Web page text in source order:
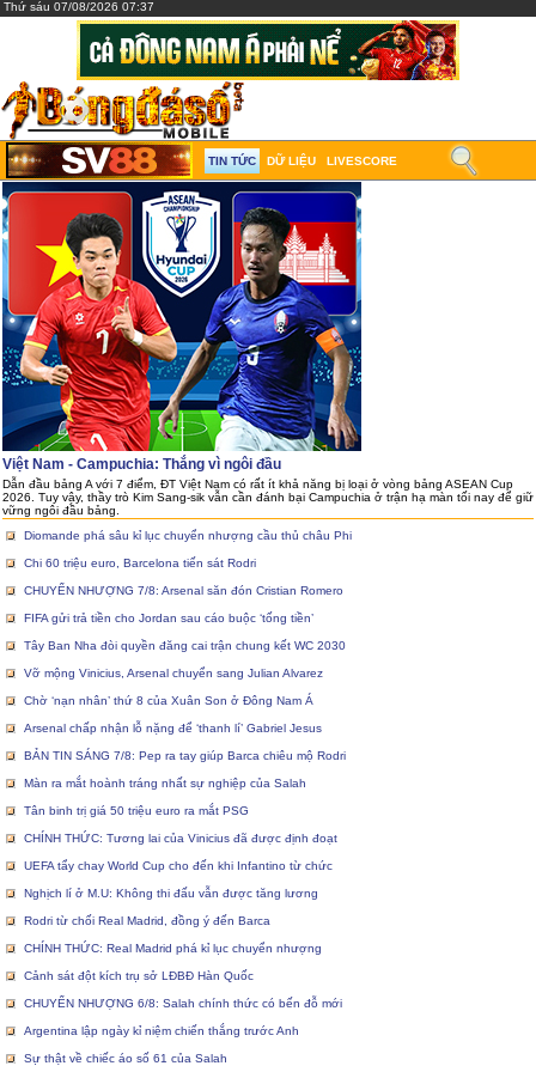
Thứ sáu 07/08/2026 07:37
TIN TỨC DỮ LIỆU LIVESCORE
Việt Nam - Campuchia: Thắng vì ngôi đầu
Dẫn đầu bảng A với 7 điểm, ĐT Việt Nam có rất ít khả năng bị loại ở vòng bảng ASEAN Cup
2026. Tuy vậy, thầy trò Kim Sang-sik vẫn cần đánh bại Campuchia ở trận hạ màn tối nay để giữ
vững ngôi đầu bảng.
Diomande phá sâu kỉ lục chuyển nhượng cầu thủ châu Phi
Chi 60 triệu euro, Barcelona tiến sát Rodri
CHUYỂN NHƯỢNG 7/8: Arsenal săn đón Cristian Romero
FIFA gửi trả tiền cho Jordan sau cáo buộc ‘tống tiền’
Tây Ban Nha đòi quyền đăng cai trận chung kết WC 2030
Vỡ mộng Vinicius, Arsenal chuyển sang Julian Alvarez
Chờ ‘nạn nhân’ thứ 8 của Xuân Son ở Đông Nam Á
Arsenal chấp nhận lỗ nặng để ‘thanh lí’ Gabriel Jesus
BẢN TIN SÁNG 7/8: Pep ra tay giúp Barca chiêu mộ Rodri
Màn ra mắt hoành tráng nhất sự nghiệp của Salah
Tân binh trị giá 50 triệu euro ra mắt PSG
CHÍNH THỨC: Tương lai của Vinicius đã được định đoạt
UEFA tẩy chay World Cup cho đến khi Infantino từ chức
Nghịch lí ở M.U: Không thi đấu vẫn được tăng lương
Rodri từ chối Real Madrid, đồng ý đến Barca
CHÍNH THỨC: Real Madrid phá kỉ lục chuyển nhượng
Cảnh sát đột kích trụ sở LĐBĐ Hàn Quốc
CHUYỂN NHƯỢNG 6/8: Salah chính thức có bến đỗ mới
Argentina lập ngày kỉ niệm chiến thắng trước Anh
Sự thật về chiếc áo số 61 của Salah